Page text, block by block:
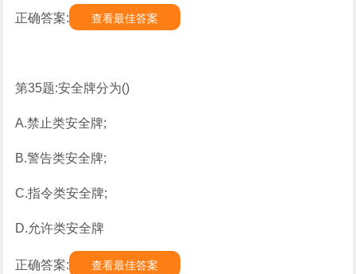
正确答案: 查看最佳答案
第35题:安全牌分为()
A.禁止类安全牌;
B.警告类安全牌;
C.指令类安全牌;
D.允许类安全牌
正确答案: 查看最佳答案